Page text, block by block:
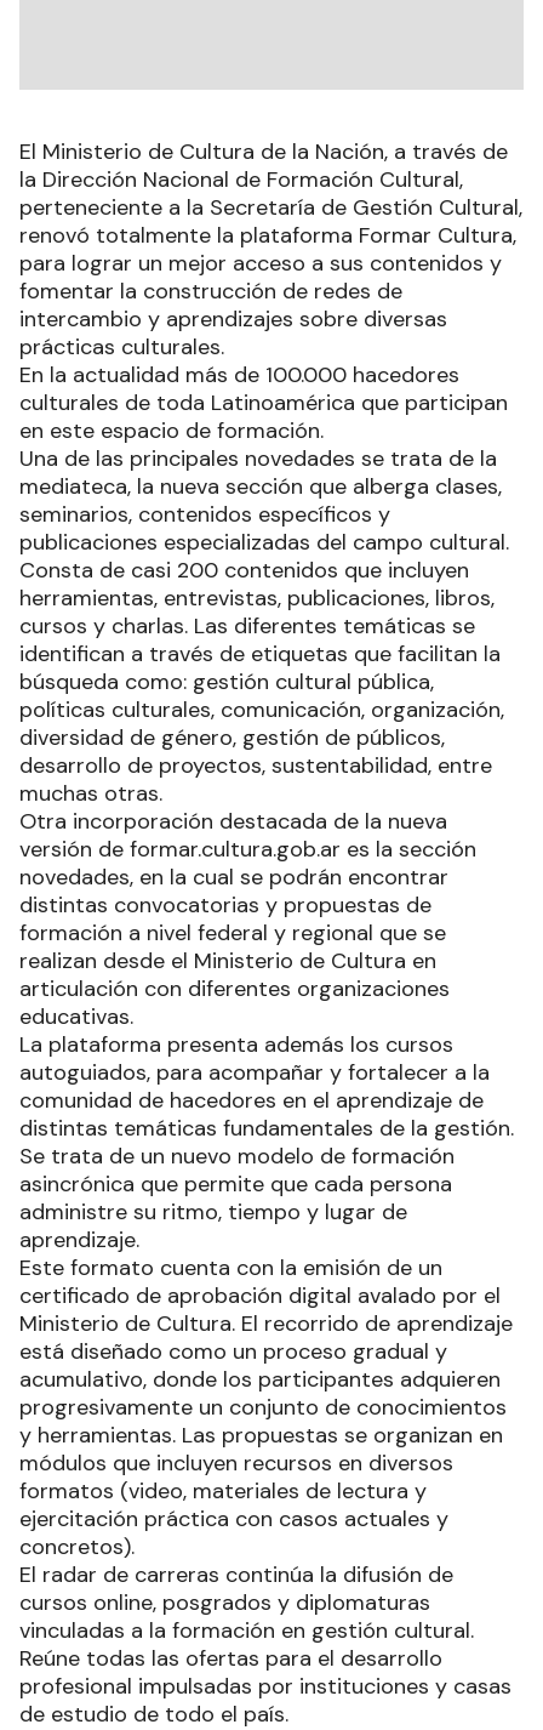
El Ministerio de Cultura de la Nación, a través de
la Dirección Nacional de Formación Cultural,
perteneciente a la Secretaría de Gestión Cultural,
renovó totalmente la plataforma Formar Cultura,
para lograr un mejor acceso a sus contenidos y
fomentar la construcción de redes de
intercambio y aprendizajes sobre diversas
prácticas culturales.
En la actualidad más de 100.000 hacedores
culturales de toda Latinoamérica que participan
en este espacio de formación.
Una de las principales novedades se trata de la
mediateca, la nueva sección que alberga clases,
seminarios, contenidos específicos y
publicaciones especializadas del campo cultural.
Consta de casi 200 contenidos que incluyen
herramientas, entrevistas, publicaciones, libros,
cursos y charlas. Las diferentes temáticas se
identifican a través de etiquetas que facilitan la
búsqueda como: gestión cultural pública,
políticas culturales, comunicación, organización,
diversidad de género, gestión de públicos,
desarrollo de proyectos, sustentabilidad, entre
muchas otras.
Otra incorporación destacada de la nueva
versión de formar.cultura.gob.ar es la sección
novedades, en la cual se podrán encontrar
distintas convocatorias y propuestas de
formación a nivel federal y regional que se
realizan desde el Ministerio de Cultura en
articulación con diferentes organizaciones
educativas.
La plataforma presenta además los cursos
autoguiados, para acompañar y fortalecer a la
comunidad de hacedores en el aprendizaje de
distintas temáticas fundamentales de la gestión.
Se trata de un nuevo modelo de formación
asincrónica que permite que cada persona
administre su ritmo, tiempo y lugar de
aprendizaje.
Este formato cuenta con la emisión de un
certificado de aprobación digital avalado por el
Ministerio de Cultura. El recorrido de aprendizaje
está diseñado como un proceso gradual y
acumulativo, donde los participantes adquieren
progresivamente un conjunto de conocimientos
y herramientas. Las propuestas se organizan en
módulos que incluyen recursos en diversos
formatos (video, materiales de lectura y
ejercitación práctica con casos actuales y
concretos).
El radar de carreras continúa la difusión de
cursos online, posgrados y diplomaturas
vinculadas a la formación en gestión cultural.
Reúne todas las ofertas para el desarrollo
profesional impulsadas por instituciones y casas
de estudio de todo el país.